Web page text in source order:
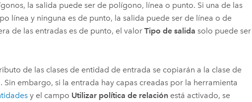
la salida puede ser de polígono, línea o punto. Si una de las
línea y ninguna es de punto, la salida puede ser de línea o de
de las entradas es de punto, el valor Tipo de salida solo puede ser
de las clases de entidad de entrada se copiarán a la clase de
Sin embargo, si la entrada hay capas creadas por la herramienta
y el campo Utilizar política de relaciónestá activado, se